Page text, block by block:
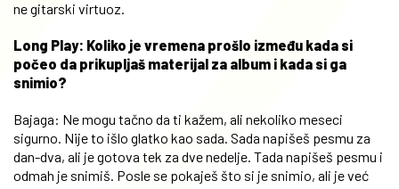
ne gitarski virtuoz.
Long Play: Koliko je vremena prošlo između kada si
počeo da prikupljaš materijal za album i kada si ga
snimio?
Bajaga: Ne mogu tačno da ti kažem, ali nekoliko meseci
sigurno. Nije to išlo glatko kao sada. Sada napišeš pesmu za
dan-dva, ali je gotova tek za dve nedelje. Tada napišeš pesmu i
odmah je snimiš. Posle se pokaješ što si je snimio, ali je već